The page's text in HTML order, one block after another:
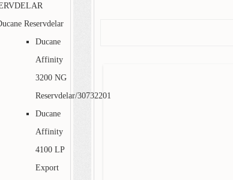
Reservdelar
Ducane
Affinity
3200 NG
Reservdelar/30732201
Ducane
Affinity
4100 LP
Export